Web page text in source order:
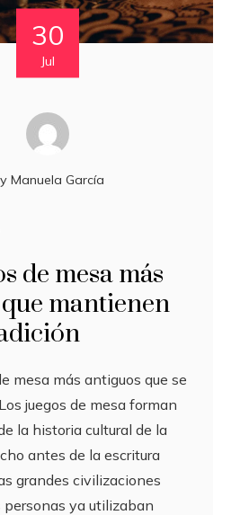
30
Jul
Manuela García
de mesa más
mantienen
mesa más antiguos que se
juegos de mesa forman
la historia cultural de la
antes de la escritura
grandes civilizaciones
personas ya utilizaban